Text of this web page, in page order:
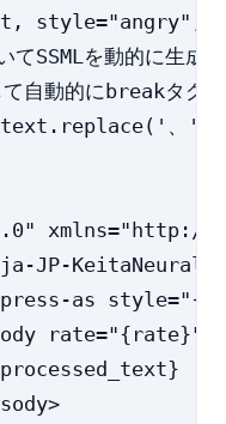
style="angry",
てSSMLを動的に生成
自動的にbreakタグ
、',
JP-KeitaNeural">
as
rate="{rate}">